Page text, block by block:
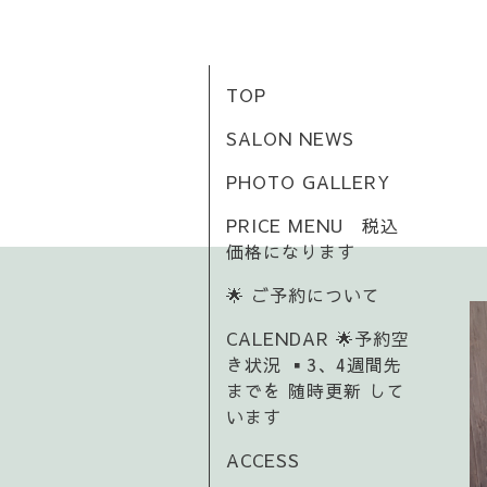
TOP
SALON NEWS
PHOTO GALLERY
PRICE MENU 税込
価格になります
🌟 ご予約について
CALENDAR 🌟予約空
き状況 ▪️3、4週間先
までを 随時更新 して
います
ACCESS